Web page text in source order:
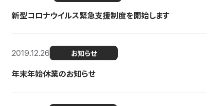
新型コロナウイルス緊急支援制度を開始します
2019.12.26 お知らせ
年末年始休業のお知らせ